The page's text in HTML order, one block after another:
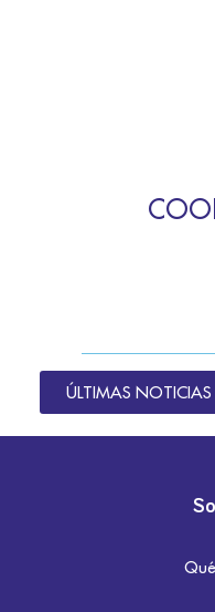
ÚLTIMAS NOTICIAS